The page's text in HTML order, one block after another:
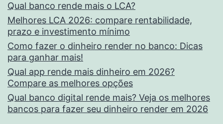
Qual banco rende mais o LCA?
Melhores LCA 2026: compare rentabilidade,
prazo e investimento mínimo
Como fazer o dinheiro render no banco: Dicas
para ganhar mais!
Qual app rende mais dinheiro em 2026?
Compare as melhores opções
Qual banco digital rende mais? Veja os melhores
bancos para fazer seu dinheiro render em 2026